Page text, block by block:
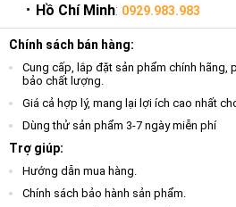
Hồ Chí Minh: 0929.983.983
Chính sách bán hàng:
Cung cấp, lắp đặt sản phẩm chính hãng,
bảo chất lượng.
Giá cả hợp lý, mang lại lợi ích cao nhất
Dùng thử sản phẩm 3-7 ngày miễn phí
Trợ giúp:
Hướng dẫn mua hàng.
Chính sách bảo hành sản phẩm.